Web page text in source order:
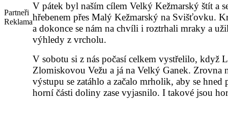
Partneři
Reklama
V pátek byl naším cílem Velký Kežmarský štít a
hřebenem přes Malý Kežmarský na Svišťovku.
a dokonce se nám na chvíli i roztrhali mraky a
výhledy z vrcholu.
V sobotu si z nás počasí celkem vystřelilo, když
Zlomiskovou Vežu a já na Velký Ganek. Zrovna
výstupu se zatáhlo a začalo mrholik, aby se hned
horní části doliny zase vyjasnilo. I takové jsou